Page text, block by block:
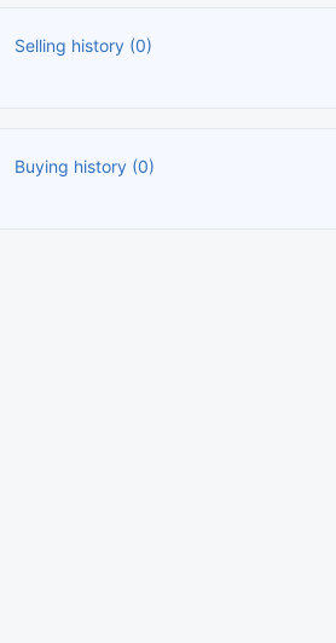
Selling history (0)
Buying history (0)